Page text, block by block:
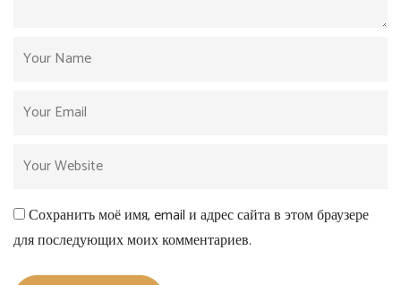
Сохранить моё имя, email и адрес сайта в этом браузере
для последующих моих комментариев.